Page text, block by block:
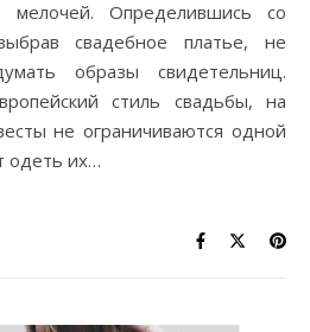
Определившись со
свадебное платье, не
образы свидетельниц.
стиль свадьбы, на
не ограничиваются одной
одеть их…